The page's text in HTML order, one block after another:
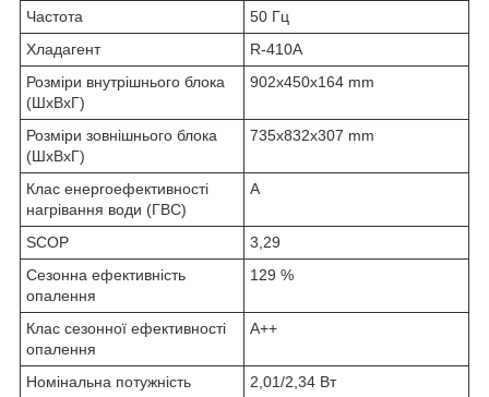
Частота
50 Гц
Хладагент
R-410A
Розміри внутрішнього блока
(ШхВхГ)
902х450х164 mm
Розміри зовнішнього блока
(ШxВxГ)
735х832х307 mm
Клас енергоефективності
нагрівання води (ГВС)
А
SCOP
3,29
Сезонна ефективність
опалення
129 %
Клас сезонної ефективності
опалення
А++
Номінальна потужність 2,01/2,34 Вт